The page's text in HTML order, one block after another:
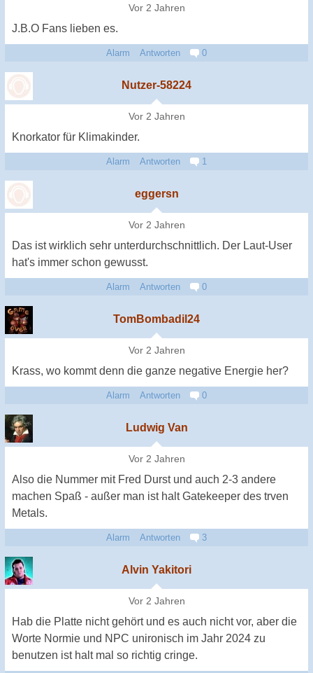
Vor 2 Jahren
J.B.O Fans lieben es.
Alarm Antworten 0
Nutzer-58224
Vor 2 Jahren
Knorkator für Klimakinder.
Alarm Antworten 1
eggersn
Vor 2 Jahren
Das ist wirklich sehr unterdurchschnittlich. Der Laut-User
hat's immer schon gewusst.
Alarm Antworten 0
TomBombadil24
Vor 2 Jahren
Krass, wo kommt denn die ganze negative Energie her?
Alarm Antworten 0
Ludwig Van
Vor 2 Jahren
Also die Nummer mit Fred Durst und auch 2-3 andere
machen Spaß - außer man ist halt Gatekeeper des trven
Metals.
Alarm Antworten 3
Alvin Yakitori
Vor 2 Jahren
Hab die Platte nicht gehört und es auch nicht vor, aber die
Worte Normie und NPC unironisch im Jahr 2024 zu
benutzen ist halt mal so richtig cringe.